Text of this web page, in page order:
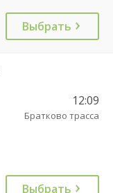
Выбрать
12:09
Братково трасса
Выбрать